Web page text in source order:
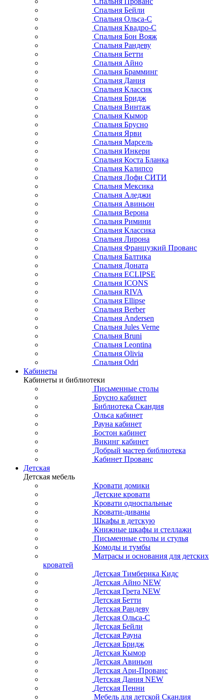
Спальня Бейли
Спальня Ольса-С
Спальня Квадро-С
Спальня Бон Вояж
Спальня Рандеву
Спальня Бетти
Спальня Айно
Спальня Брамминг
Спальня Дания
Спальня Классик
Спальня Бридж
Спальня Винтаж
Спальня Кымор
Спальня Брусно
Спальня Ярви
Спальня Марсель
Спальня Инкери
Спальня Коста Бланка
Спальня Калипсо
Спальня Лофи СИТИ
Спальня Мексика
Спальня Аледжи
Спальня Авиньон
Спальня Верона
Спальня Римини
Спальня Классика
Спальня Лирона
Спальня Французкий Прованс
Спальня Балтика
Спальня Доната
Спальня ECLIPSE
Спальня ICONS
Спальня RIVA
Спальня Ellipse
Спальня Berber
Спальня Andersen
Спальня Jules Verne
Спальня Bruni
Спальня Leontina
Спальня Olivia
Спальня Odri
Кабинеты
Кабинеты и библиотеки
Письменные столы
Брусно кабинет
Библиотека Скандия
Ольса кабинет
Рауна кабинет
Бостон кабинет
Викинг кабинет
Добрый мастер библиотека
Кабинет Прованс
Детская
Детская мебель
Кровати домики
Детские кровати
Кровати односпальные
Кровати-диваны
Шкафы в детскую
Книжные шкафы и стеллажи
Письменные столы и стулья
Комоды и тумбы
Матрасы и основания для детских
кроватей
Детская Тимберика Кидс
Детская Айно NEW
Детская Грета NEW
Детская Бетти
Детская Рандеву
Детская Ольса-С
Детская Бейли
Детская Рауна
Детская Бридж
Детская Кымор
Детская Авиньон
Детская Ари-Прованс
Детская Дания NEW
Детская Пенни
Мебель для детской Скандия